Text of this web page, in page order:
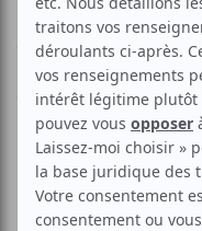
Janic
Aucune
disponible
Soyez les premiers
pour Janic:INSCRIVEZ-